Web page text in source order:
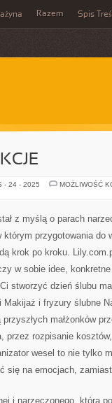
Razem Spis
- 24 - 2025
MOŻLIWOŚĆ
z myślą o parach
przygotowania do
krok po kroku.
w sobie idee,
stworzyć dzień ślubu
i Makijaż i fryzury ślubne
małżonków
przez rozpisanie
wesel to nie tylko
się na emocjach,
i narzeczonego, która